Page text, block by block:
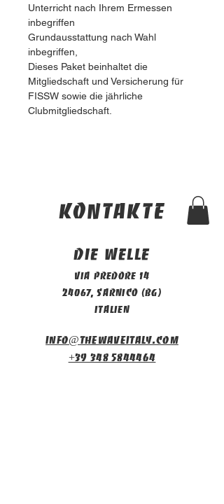
Unterricht nach Ihrem Ermessen
inbegriffen
Grundausstattung nach Wahl
inbegriffen,
Dieses Paket beinhaltet die
Mitgliedschaft und Versicherung für
FISSW sowie die jährliche
Clubmitgliedschaft.
Kontakte
Die Welle
Via Predore 14
24067, Sarnico (BG)
Italien
info@thewaveitaly.com
+39 348 5844464